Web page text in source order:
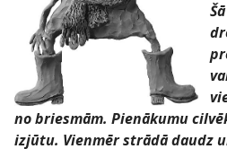
no briesmām. Pienākumu
izjūtu. Vienmēr strādā daudz